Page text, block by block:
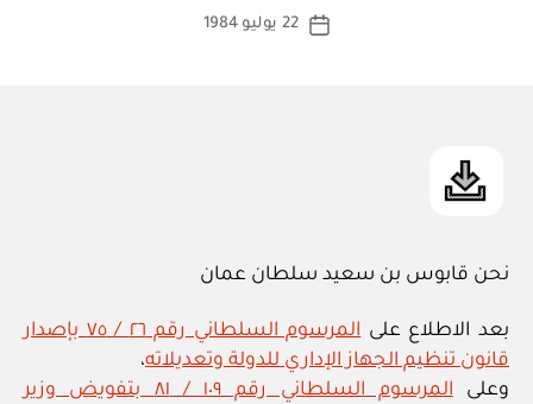
كاتب
ة
تاريخ
22 يوليو 1984
نحن قابوس بن سعيد سلطان عمان
بعد الاطلاع على
المرسوم السلطاني رقم ٢٦ / ٧٥ بإصدار
قانون تنظيم الجهاز الإداري للدولة وتعديلاته،
وعلى
المرسوم السلطاني رقم ١٠٩ / ٨١ بتفويض وزير